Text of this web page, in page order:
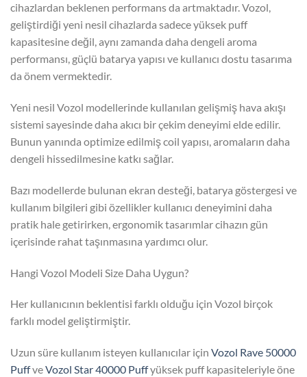
cihazlardan beklenen performans da artmaktadır. Vozol,
geliştirdiği yeni nesil cihazlarda sadece yüksek puff
kapasitesine değil, aynı zamanda daha dengeli aroma
performansı, güçlü batarya yapısı ve kullanıcı dostu tasarıma
da önem vermektedir.
Yeni nesil Vozol modellerinde kullanılan gelişmiş hava akışı
sistemi sayesinde daha akıcı bir çekim deneyimi elde edilir.
Bunun yanında optimize edilmiş coil yapısı, aromaların daha
dengeli hissedilmesine katkı sağlar.
Bazı modellerde bulunan ekran desteği, batarya göstergesi ve
kullanım bilgileri gibi özellikler kullanıcı deneyimini daha
pratik hale getirirken, ergonomik tasarımlar cihazın gün
içerisinde rahat taşınmasına yardımcı olur.
Hangi Vozol Modeli Size Daha Uygun?
Her kullanıcının beklentisi farklı olduğu için Vozol birçok
farklı model geliştirmiştir.
Uzun süre kullanım isteyen kullanıcılar için Vozol Rave 50000
PuffveVozol Star 40000 Puffyüksek puff kapasiteleriyle öne